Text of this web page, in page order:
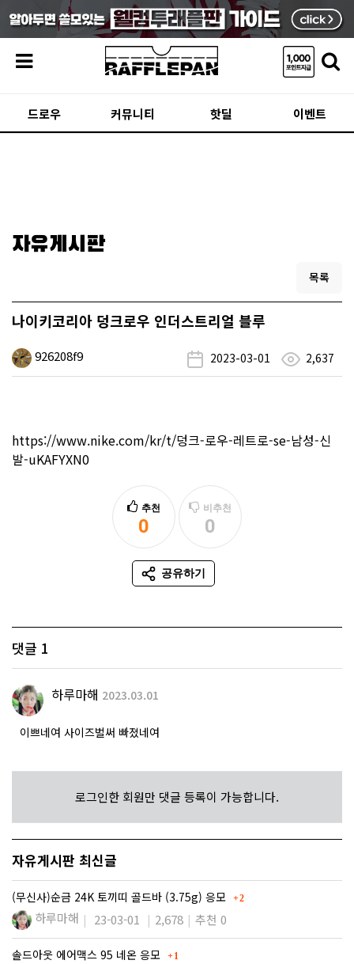
드로우 커뮤니티 핫딜 이벤트
자유게시판
목록
나이키코리아 덩크로우 인더스트리얼 블루
926208f9 2023-03-01 2,637
https://www.nike.com/kr/t/덩크-로우-레트로-se-남성-신
발-uKAFYXN0
추천
0
추천
비추천
0
비추천
공유하기
SNS 공유
댓글 1
하루마해 2023.03.01
이쁘네여 사이즈벌써 빠졌네여
로그인한 회원만 댓글 등록이 가능합니다.
자유게시판 최신글
(무신사)순금 24K 토끼띠 골드바 (3.75g) 응모 댓글
2
하루마해 23-03-01 2,678 추천 0
솔드아웃 에어맥스 95 네온 응모 댓글
1